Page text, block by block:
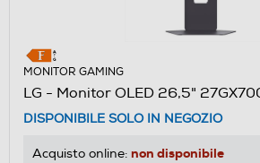
MONITOR GAMING
LG - Monitor OLED 26,5"
DISPONIBILE SOLO IN NEGOZIO
Acquisto online: non disponibile